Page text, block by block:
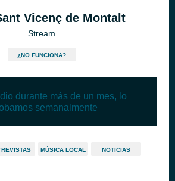
Vicenç de Montalt
Stream
¿NO FUNCIONA?
durante más de un mes, lo
semanalmente
MÚSICA LOCAL NOTICIAS